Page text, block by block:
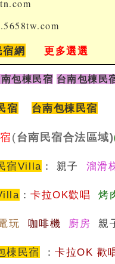
網 更多選選
包棟民宿 台南包棟民
宿 台南包棟民宿
(台南民宿合法區域)
宿Villa ： 親子 溜滑
：卡拉OK歡唱 烤
玩 咖啡機 廚房 親
棟民宿 ：卡拉OK 歡